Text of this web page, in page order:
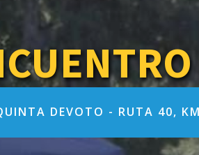
DEVOTO - RUTA 40,